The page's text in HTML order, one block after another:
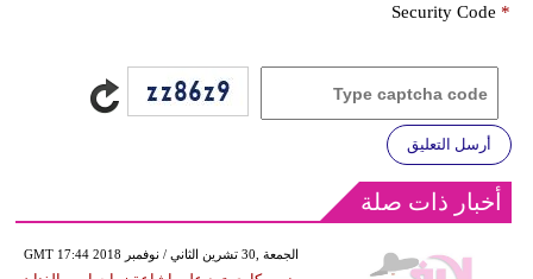
Security Code *
أرسل التعليق
أخبار ذات صلة
GMT 17:44 2018 الجمعة ,30 تشرين الثاني / نوفمبر